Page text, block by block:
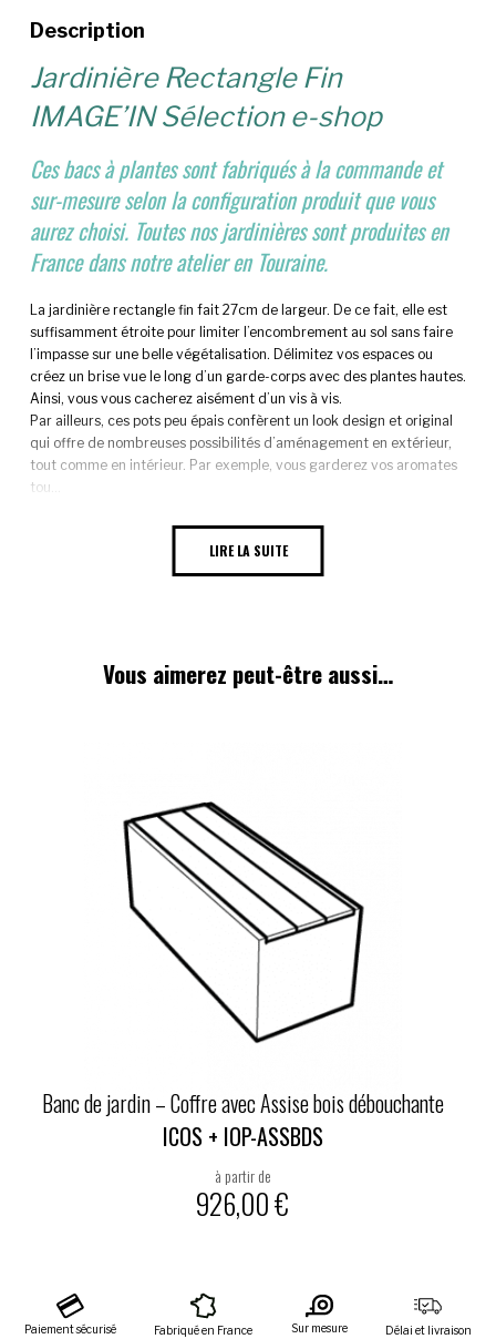
Description
Jardinière Rectangle Fin
IMAGE’IN Sélection e-shop
Ces bacs à plantes sont fabriqués à la commande et
sur-mesure selon la configuration produit que vous
aurez choisi. Toutes nos jardinières sont produites en
France dans notre atelier en Touraine.
La jardinière rectangle fin fait 27cm de largeur. De ce fait, elle est
suffisamment étroite pour limiter l’encombrement au sol sans faire
l’impasse sur une belle végétalisation. Délimitez vos espaces ou
créez un brise vue le long d’un garde-corps avec des plantes hautes.
Ainsi, vous vous cacherez aisément d’un vis à vis.
Par ailleurs, ces pots peu épais confèrent un look design et original
qui offre de nombreuses possibilités d’aménagement en extérieur,
tout comme en intérieur. Par exemple, vous garderez vos aromates
tou...
LIRE LA SUITE
Vous aimerez peut-être aussi…
Banc de jardin – Coffre avec Assise bois débouchante
ICOS + IOP-ASSBDS
à partir de
926,00€
Paiement sécurisé Fabriqué en France Sur mesure Délai et livraison